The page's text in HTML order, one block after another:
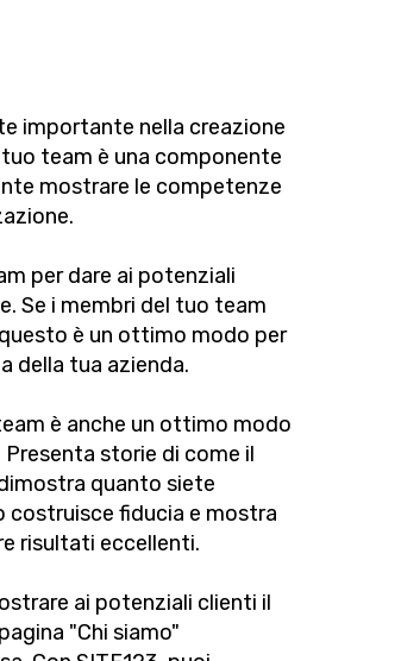
importante nella creazione
team è una componente
mostrare le competenze
per dare ai potenziali
Se i membri del tuo team
è un ottimo modo per
della tua azienda.
è anche un ottimo modo
storie di come il
quanto siete
costruisce fiducia e mostra
risultati eccellenti.
ai potenziali clienti il
"Chi siamo"